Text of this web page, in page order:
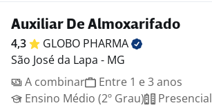
Auxiliar De Almoxarifado
4,3 GLOBO PHARMA
São José da Lapa - MG
A combinar
Entre 1 e 3 anos
Ensino Médio (2º Grau)
Presencial